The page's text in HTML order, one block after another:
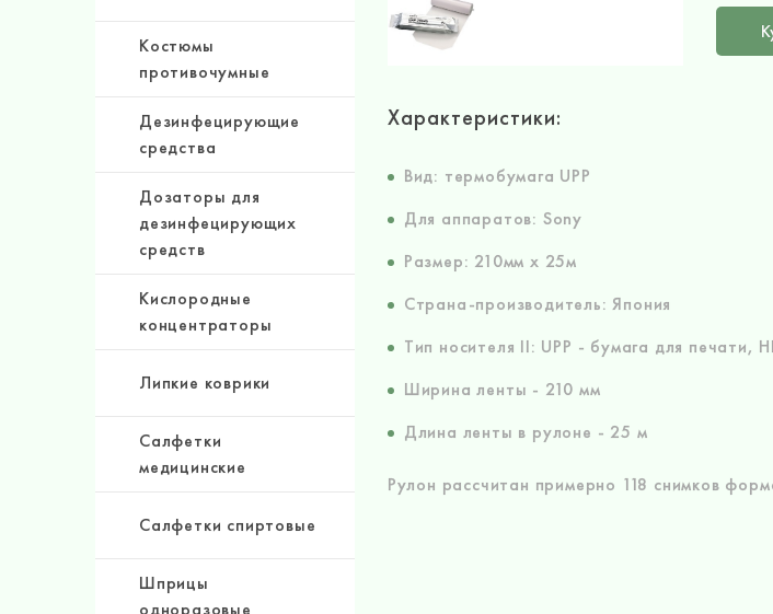
Костюмы
противочумные
Дезинфецирующие
средства
Дозаторы для
дезинфецирующих
средств
Кислородные
концентраторы
Липкие коврики
Салфетки
медицинские
Салфетки спиртовые
Шприцы
одноразовые
Характеристики:
Вид: термобумага UPP
Для аппаратов: Sony
Размер: 210мм х 25м
Страна-производитель: Япония
Тип носителя II: UPP - бумага для печати,
Ширина ленты - 210 мм
Длина ленты в рулоне - 25 м
Рулон рассчитан примерно 118 снимков